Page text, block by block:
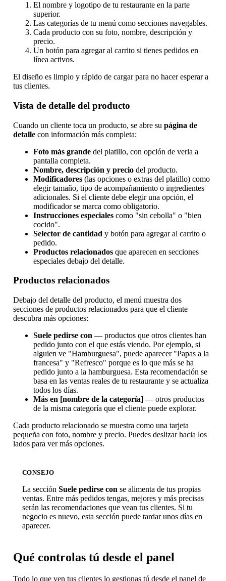
El nombre y logotipo de tu restaurante en la parte
superior.
Las categorías de tu menú como secciones navegables.
Cada producto con su foto, nombre, descripción y
precio.
Un botón para agregar al carrito si tienes pedidos en
línea activos.
El diseño es limpio y rápido de cargar para no hacer esperar a
tus clientes.
Vista de detalle del producto
Cuando un cliente toca un producto, se abre su página de
detalle con información más completa:
Foto más grande del platillo, con opción de verla a
pantalla completa.
Nombre, descripción y precio del producto.
Modificadores (las opciones o extras del platillo) como
elegir tamaño, tipo de acompañamiento o ingredientes
adicionales. Si el cliente debe elegir una opción, el
modificador se marca como obligatorio.
Instrucciones especiales como "sin cebolla" o "bien
cocido".
Selector de cantidad y botón para agregar al carrito o
pedido.
Productos relacionados que aparecen en secciones
especiales debajo del detalle.
Productos relacionados
Debajo del detalle del producto, el menú muestra dos
secciones de productos relacionados para que el cliente
descubra más opciones:
Suele pedirse con — productos que otros clientes han
pedido junto con el que estás viendo. Por ejemplo, si
alguien ve "Hamburguesa", puede aparecer "Papas a la
francesa" y "Refresco" porque es lo que más se ha
pedido junto a la hamburguesa. Esta recomendación se
basa en las ventas reales de tu restaurante y se actualiza
todos los días.
Más en [nombre de la categoría] — otros productos
de la misma categoría que el cliente puede explorar.
Cada producto relacionado se muestra como una tarjeta
pequeña con foto, nombre y precio. Puedes deslizar hacia los
lados para ver más opciones.
CONSEJO
La sección Suele pedirse con se alimenta de tus propias
ventas. Entre más pedidos tengas, mejores y más precisas
serán las recomendaciones que vean tus clientes. Si tu
negocio es nuevo, esta sección puede tardar unos días en
aparecer.
Qué controlas tú desde el panel
Todo lo que ven tus clientes lo gestionas tú desde el panel de